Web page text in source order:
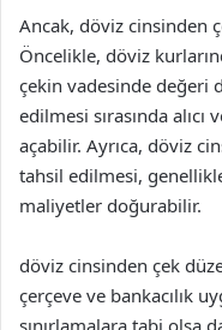
Ancak, döviz cinsinden
Öncelikle, döviz
çekin vadesinde değeri
edilmesi sırasında alıcı
açabilir. Ayrıca, döviz
tahsil edilmesi,
maliyetler doğurabilir.
döviz cinsinden çek
çerçeve ve bankacılık
sınırlamalara tabi olsa